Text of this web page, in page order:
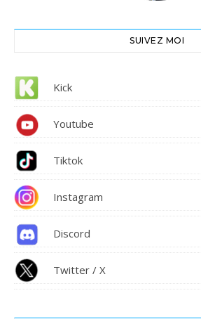
SUIVEZ MOI
Kick
Youtube
Tiktok
Instagram
Discord
Twitter / X